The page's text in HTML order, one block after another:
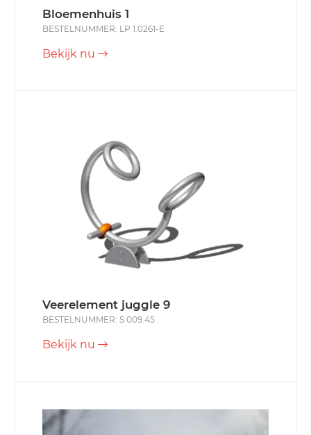
Bloemenhuis 1
BESTELNUMMER: LP 1.0261-E
Bekijk nu
Veerelement juggle 9
BESTELNUMMER: S 009.45
Bekijk nu